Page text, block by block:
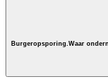
Burgeropsporing.Waar